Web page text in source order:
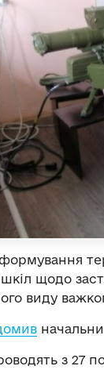
щодо
виду
з 27